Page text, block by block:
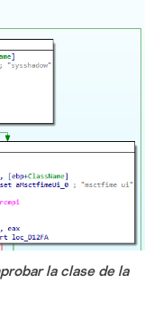
la clase de la